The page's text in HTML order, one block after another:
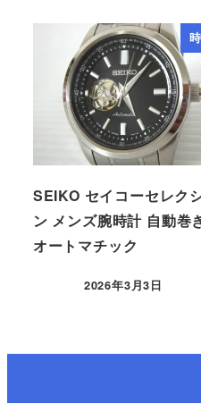
SEIKO セイコーセレク
ン メンズ腕時計 自動巻
オートマチック
2026年3月3日